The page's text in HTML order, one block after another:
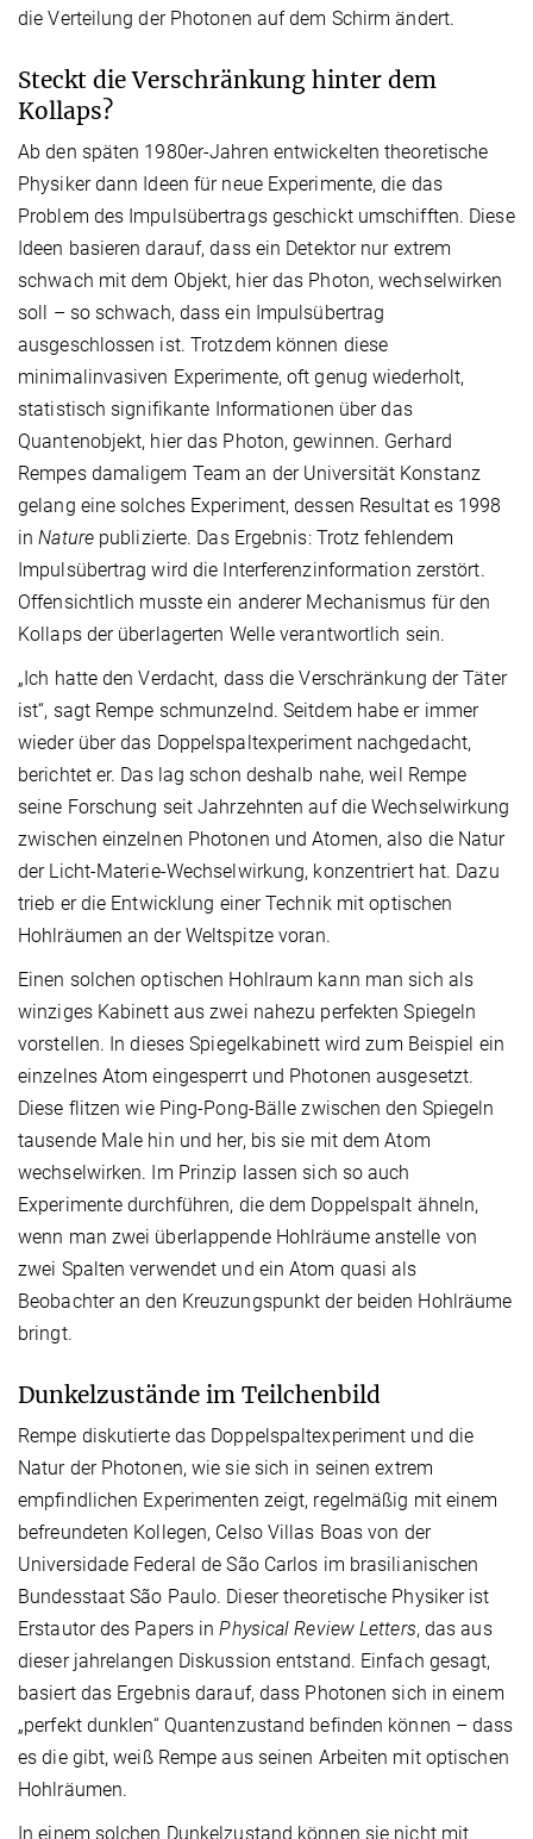
die Verteilung der Photonen auf dem Schirm ändert.
Steckt die Verschränkung hinter dem
Kollaps?
Ab den späten 1980er-Jahren entwickelten theoretische
Physiker dann Ideen für neue Experimente, die das
Problem des Impulsübertrags geschickt umschifften. Diese
Ideen basieren darauf, dass ein Detektor nur extrem
schwach mit dem Objekt, hier das Photon, wechselwirken
soll – so schwach, dass ein Impulsübertrag
ausgeschlossen ist. Trotzdem können diese
minimalinvasiven Experimente, oft genug wiederholt,
statistisch signifikante Informationen über das
Quantenobjekt, hier das Photon, gewinnen. Gerhard
Rempes damaligem Team an der Universität Konstanz
gelang eine solches Experiment, dessen Resultat es 1998
inNaturepublizierte. Das Ergebnis: Trotz fehlendem
Impulsübertrag wird die Interferenzinformation zerstört.
Offensichtlich musste ein anderer Mechanismus für den
Kollaps der überlagerten Welle verantwortlich sein.
„Ich hatte den Verdacht, dass die Verschränkung der Täter
ist“, sagt Rempe schmunzelnd. Seitdem habe er immer
wieder über das Doppelspaltexperiment nachgedacht,
berichtet er. Das lag schon deshalb nahe, weil Rempe
seine Forschung seit Jahrzehnten auf die Wechselwirkung
zwischen einzelnen Photonen und Atomen, also die Natur
der Licht-Materie-Wechselwirkung, konzentriert hat. Dazu
trieb er die Entwicklung einer Technik mit optischen
Hohlräumen an der Weltspitze voran.
Einen solchen optischen Hohlraum kann man sich als
winziges Kabinett aus zwei nahezu perfekten Spiegeln
vorstellen. In dieses Spiegelkabinett wird zum Beispiel ein
einzelnes Atom eingesperrt und Photonen ausgesetzt.
Diese flitzen wie Ping-Pong-Bälle zwischen den Spiegeln
tausende Male hin und her, bis sie mit dem Atom
wechselwirken. Im Prinzip lassen sich so auch
Experimente durchführen, die dem Doppelspalt ähneln,
wenn man zwei überlappende Hohlräume anstelle von
zwei Spalten verwendet und ein Atom quasi als
Beobachter an den Kreuzungspunkt der beiden Hohlräume
bringt.
Dunkelzustände im Teilchenbild
Rempe diskutierte das Doppelspaltexperiment und die
Natur der Photonen, wie sie sich in seinen extrem
empfindlichen Experimenten zeigt, regelmäßig mit einem
befreundeten Kollegen, Celso Villas Boas von der
Universidade Federal de São Carlos im brasilianischen
Bundesstaat São Paulo. Dieser theoretische Physiker ist
Erstautor des Papers inPhysical Review Letters, das aus
dieser jahrelangen Diskussion entstand. Einfach gesagt,
basiert das Ergebnis darauf, dass Photonen sich in einem
„perfekt dunklen“ Quantenzustand befinden können – dass
es die gibt, weiß Rempe aus seinen Arbeiten mit optischen
Hohlräumen.
In einem solchen Dunkelzustand können sie nicht mit